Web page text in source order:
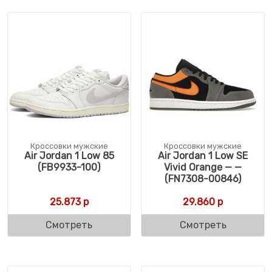
Кроссовки мужские
Air Jordan 1 Low 85
(FB9933-100)
25.873р
Смотреть
Кроссовки мужские
Air Jordan 1 Low SE
Vivid Orange — —
(FN7308-00846)
29.860 р
Смотреть